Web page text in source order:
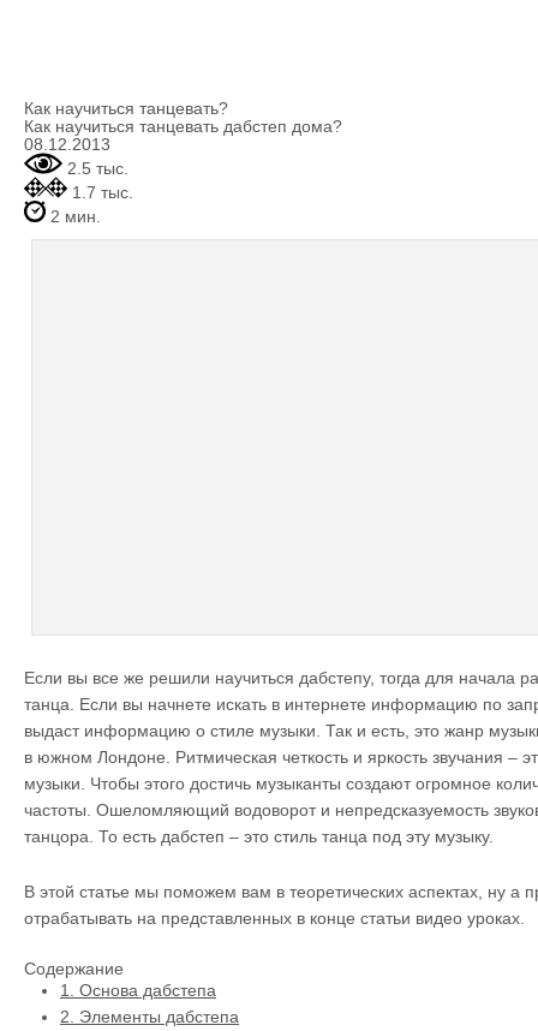
Как научиться танцевать?
Как научиться танцевать дабстеп дома?
08.12.2013
2.5 тыс.
1.7 тыс.
2 мин.
Если вы все же решили научиться дабстепу, тогда для начала
танца. Если вы начнете искать в интернете информацию по
выдаст информацию о стиле музыки. Так и есть, это жанр
в южном Лондоне. Ритмическая четкость и яркость звучания –
музыки. Чтобы этого достичь музыканты создают огромное
частоты. Ошеломляющий водоворот и непредсказуемость
танцора. То есть дабстеп – это стиль танца под эту музыку.
В этой статье мы поможем вам в теоретических аспектах, ну а
отрабатывать на представленных в конце статьи видео уроках.
Содержание
1.
Основа дабстепа
2.
Элементы дабстепа